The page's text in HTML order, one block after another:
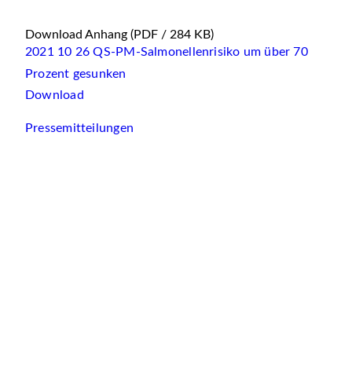
Download Anhang (PDF / 284 KB)
2021 10 26 QS-PM-Salmonellenrisiko um über 70
Prozent gesunken
Download
Pressemitteilungen